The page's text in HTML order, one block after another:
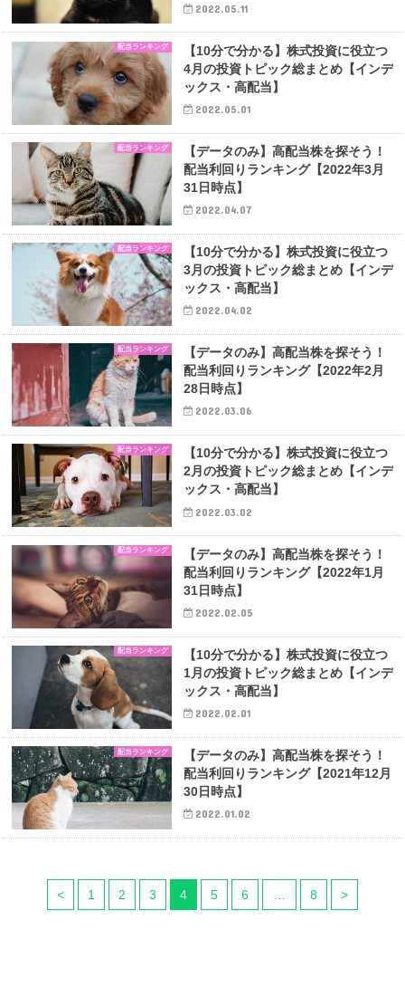
2022.05.11
配当ランキング
【10分で分かる】株式投資に役立つ
4月の投資トピック総まとめ【インデ
ックス・高配当】
2022.05.01
配当ランキング
【データのみ】高配当株を探そう！
配当利回りランキング【2022年3月
31日時点】
2022.04.07
配当ランキング
【10分で分かる】株式投資に役立つ
3月の投資トピック総まとめ【インデ
ックス・高配当】
2022.04.02
配当ランキング
【データのみ】高配当株を探そう！
配当利回りランキング【2022年2月
28日時点】
2022.03.06
配当ランキング
【10分で分かる】株式投資に役立つ
2月の投資トピック総まとめ【インデ
ックス・高配当】
2022.03.02
配当ランキング
【データのみ】高配当株を探そう！
配当利回りランキング【2022年1月
31日時点】
2022.02.05
配当ランキング
【10分で分かる】株式投資に役立つ
1月の投資トピック総まとめ【インデ
ックス・高配当】
2022.02.01
配当ランキング
【データのみ】高配当株を探そう！
配当利回りランキング【2021年12月
30日時点】
2022.01.02
< 1 2 3 4 5 6 … 8 >